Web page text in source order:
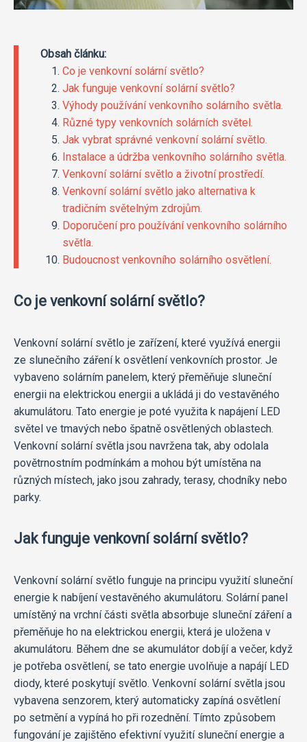
Obsah článku:
Co je venkovní solární světlo?
Jak funguje venkovní solární světlo?
Výhody používání venkovního solárního světla.
Různé typy venkovních solárních světel.
Jak vybrat správné venkovní solární světlo.
Instalace a údržba venkovního solárního světla.
Venkovní solární světlo a životní prostředí.
Venkovní solární světlo jako alternativa k
tradičním světelným zdrojům.
Doporučení pro používání venkovního solárního
světla.
Budoucnost venkovního solárního osvětlení.
Co je venkovní solární světlo?
Venkovní solární světlo je zařízení, které využívá energii
ze slunečního záření k osvětlení venkovních prostor. Je
vybaveno solárním panelem, který přeměňuje sluneční
energii na elektrickou energii a ukládá ji do vestavěného
akumulátoru. Tato energie je poté využita k napájení LED
světel ve tmavých nebo špatně osvětlených oblastech.
Venkovní solární světla jsou navržena tak, aby odolala
povětrnostním podmínkám a mohou být umístěna na
různých místech, jako jsou zahrady, terasy, chodníky nebo
parky.
Jak funguje venkovní solární světlo?
Venkovní solární světlo funguje na principu využití sluneční
energie k nabíjení vestavěného akumulátoru. Solární panel
umístěný na vrchní části světla absorbuje sluneční záření a
přeměňuje ho na elektrickou energii, která je uložena v
akumulátoru. Během dne se akumulátor dobíjí a večer, když
je potřeba osvětlení, se tato energie uvolňuje a napájí LED
diody, které poskytují světlo. Venkovní solární světla jsou
vybavena senzorem, který automaticky zapíná osvětlení
po setmění a vypíná ho při rozednění. Tímto způsobem
fungování je zajištěno efektivní využití sluneční energie a